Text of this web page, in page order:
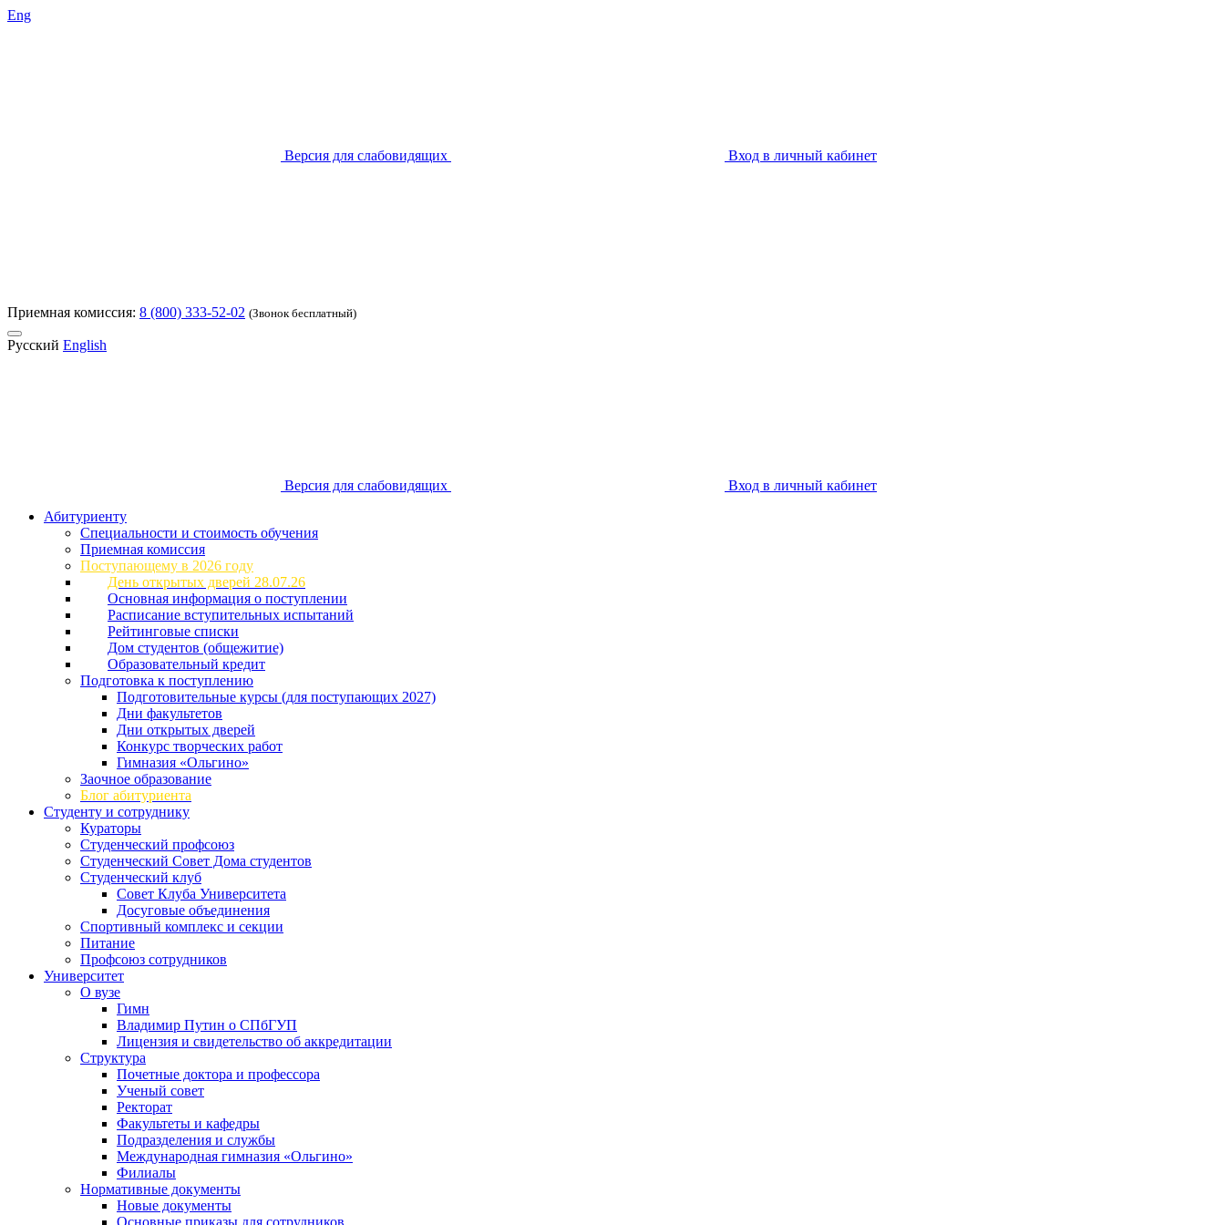
Eng
Версия для слабовидящих Вход в личный кабинет
Приемная комиссия: 8 (800) 333-52-02 (Звонок бесплатный)
Русский English
Версия для слабовидящих
Вход в личный кабинет
Абитуриенту
Специальности и стоимость обучения
Приемная комиссия
Поступающему в 2026 году
День открытых дверей 28.07.26
Основная информация о поступлении
Расписание вступительных испытаний
Рейтинговые списки
Дом студентов (общежитие)
Образовательный кредит
Подготовка к поступлению
Подготовительные курсы (для поступающих 2027)
Дни факультетов
Дни открытых дверей
Конкурс творческих работ
Гимназия «Ольгино»
Заочное образование
Блог абитуриента
Студенту и сотруднику
Кураторы
Студенческий профсоюз
Студенческий Совет Дома студентов
Студенческий клуб
Совет Клуба Университета
Досуговые объединения
Спортивный комплекс и секции
Питание
Профсоюз сотрудников
Университет
О вузе
Гимн
Владимир Путин о СПбГУП
Лицензия и свидетельство об аккредитации
Структура
Почетные доктора и профессора
Ученый совет
Ректорат
Факультеты и кафедры
Подразделения и службы
Международная гимназия «Ольгино»
Филиалы
Нормативные документы
Новые документы
Основные приказы для сотрудников